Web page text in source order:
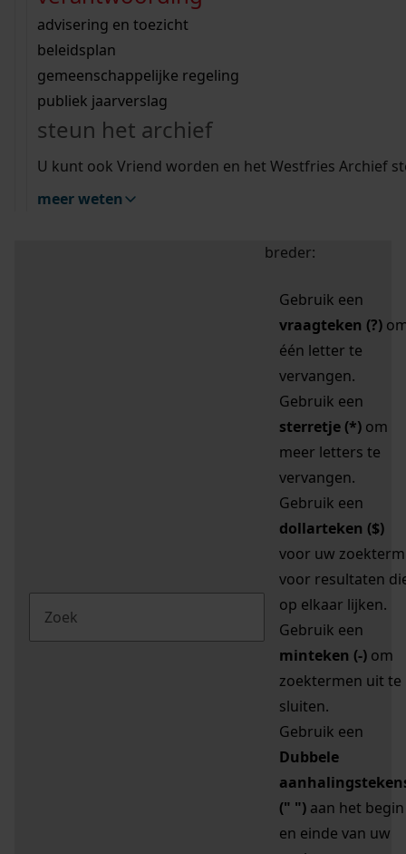
bouwvergunningen
omgevingsvergunningen
vergunningen
beeld en geluid
uitleg nodig?
Wij helpen u op weg met een aantal zoektips.
bekijk alle zoektips
Wij helpen u op weg met een aantal zoektips.
bekijk alle zoektips
bekijk ons geschiedenislokaal
advisering en toezicht
beleidsplan
gemeenschappelijke regeling
publiek jaarverslag
steun het archief
U kunt ook Vriend worden en het Westfries Archief
meer weten
zoektips
Mijn Studiezaal (inloggen)
uw zoekopdracht te
breder:
Gebruik een
vraagteken (?)
één letter te
vervangen.
Gebruik een
sterretje (*) om
meer letters te
vervangen.
Gebruik een
dollarteken ($)
voor uw zoekterm
voor resultaten
op elkaar lijken.
Gebruik een
minteken (-) om
zoektermen uit te
sluiten.
Gebruik een
Dubbele
(" ") aan het begin
en einde van uw